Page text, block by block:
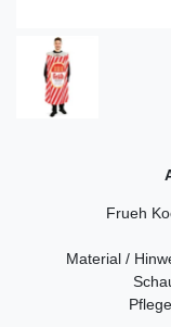
Frueh
Material /